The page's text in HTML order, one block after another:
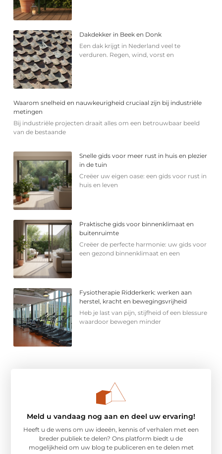
Dakdekker in Beek en Donk
Een dak krijgt in Nederland veel te
verduren. Regen, wind, vorst en
Waarom snelheid en nauwkeurigheid cruciaal zijn bij industriële
metingen
Bij industriële projecten draait alles om een betrouwbaar beeld
van de bestaande
Snelle gids voor meer rust in huis en plezier
in de tuin
Creëer uw eigen oase: een gids voor rust in
huis en leven
Praktische gids voor binnenklimaat en
buitenruimte
Creëer de perfecte harmonie: uw gids voor
een gezond binnenklimaat en een
Fysiotherapie Ridderkerk: werken aan
herstel, kracht en bewegingsvrijheid
Heb je last van pijn, stijfheid of een blessure
waardoor bewegen minder
Meld u vandaag nog aan en deel uw ervaring!
Heeft u de wens om uw ideeën, kennis of verhalen met een
breder publiek te delen? Ons platform biedt u de
mogelijkheid om uw blog te publiceren en te delen met